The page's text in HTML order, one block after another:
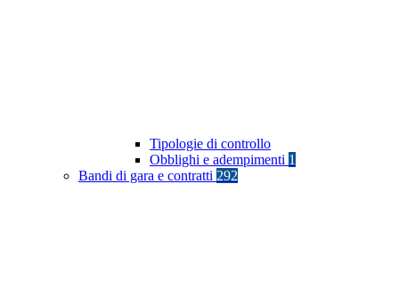
Tipologie di controllo
Obblighi e adempimenti 1
Bandi di gara e contratti 292